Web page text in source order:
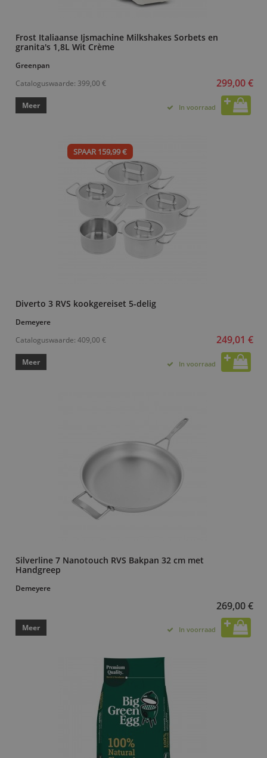
Frost Italiaanse Ijsmachine Milkshakes Sorbets en
granita's 1,8L Wit Crème
Greenpan
Cataloguswaarde: 399,00 € 299,00 €
Meer In voorraad
SPAAR 159,99 €
Diverto 3 RVS kookgereiset 5-delig
Demeyere
Cataloguswaarde: 409,00 € 249,01 €
Meer In voorraad
Silverline 7 Nanotouch RVS Bakpan 32 cm met
Handgreep
Demeyere
269,00 €
Meer In voorraad